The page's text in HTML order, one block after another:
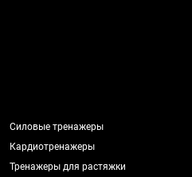
Силовые тренажеры
Кардиотренажеры
Тренажеры для растяжки